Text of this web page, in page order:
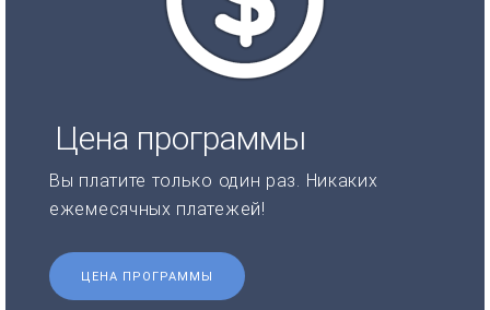
Цена программы
Вы платите только один раз. Никаких
ежемесячных платежей!
ЦЕНА ПРОГРАММЫ